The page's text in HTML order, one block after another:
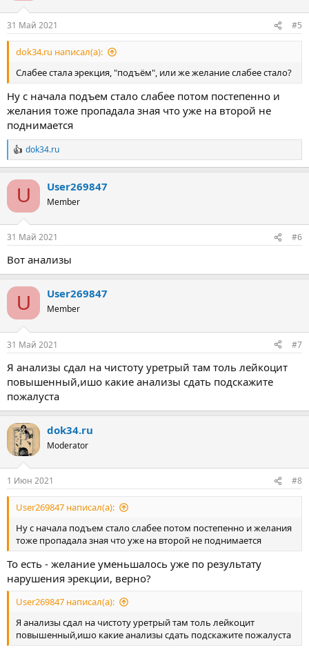
31 Май 2021 #5
dok34.ru написал(а):
Слабее стала эрекция, "подъём", или же желание слабее стало?
Ну с начала подъем стало слабее потом постепенно и
желания тоже пропадала зная что уже на второй не
поднимается
Р
е
и
dok34.ru
U User269847
Member
31 Май 2021 #6
Вот анализы
U User269847
Member
31 Май 2021 #7
Я анализы сдал на чистоту уретрый там толь лейкоцит
повышенный,ишо какие анализы сдать подскажите
пожалуста
dok34.ru
Moderator
1 Июн 2021 #8
User269847 написал(а):
Ну с начала подъем стало слабее потом постепенно и желания
тоже пропадала зная что уже на второй не поднимается
То есть - желание уменьшалось уже по результату
нарушения эрекции, верно?
User269847 написал(а):
Я анализы сдал на чистоту уретрый там толь лейкоцит
повышенный,ишо какие анализы сдать подскажите пожалуста